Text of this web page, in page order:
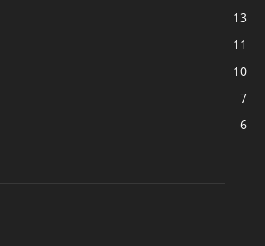
13
11
10
7
6